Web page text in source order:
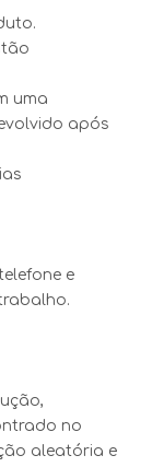
uma
após
e
no
aleatória e